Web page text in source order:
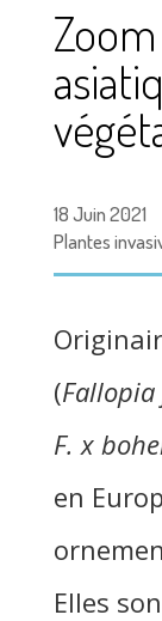
18 Juin 2021
Plantes
(Fallopia
F. x
en
Elles